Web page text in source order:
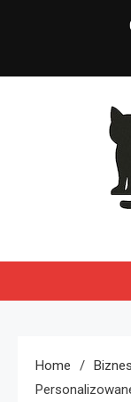
Home
Biznes